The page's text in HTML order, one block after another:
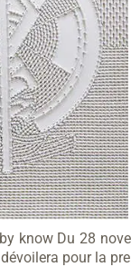
know Du 28
pour la